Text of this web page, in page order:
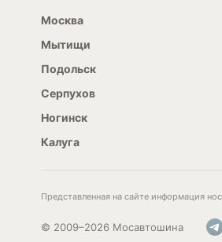
Москва
Мытищи
Подольск
Серпухов
Ногинск
Калуга
Представленная на сайте информация
© 2009–2026 Мосавтошина